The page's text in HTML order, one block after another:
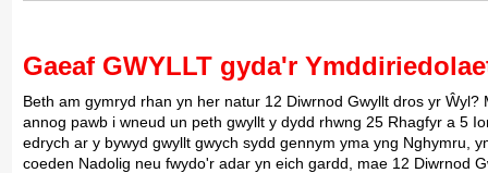
Gaeaf GWYLLT gyda'r
Beth am gymryd rhan yn her natur 12 Diwrnod Gwyllt dros yr
annog pawb i wneud un peth gwyllt y dydd rhwng 25 Rhagfyr a 5
edrych ar y bywyd gwyllt gwych sydd gennym yma yng Nghymru,
coeden Nadolig neu fwydo'r adar yn eich gardd, mae 12 Diwrnod